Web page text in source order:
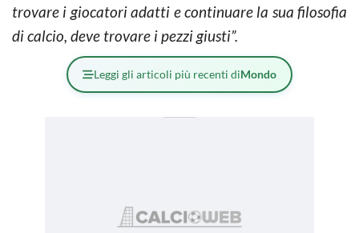
trovare i giocatori adatti e continuare la sua filosofia
di calcio, deve trovare i pezzi giusti”.
Leggi gli articoli più recenti diMondo